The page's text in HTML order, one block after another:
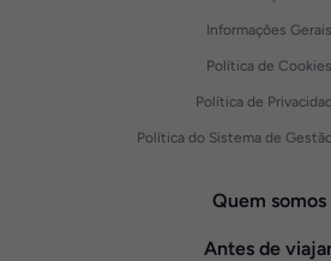
Informações Gerais
Política de Cookies
Política de
Política do Sistema de
Quem somos
Antes de